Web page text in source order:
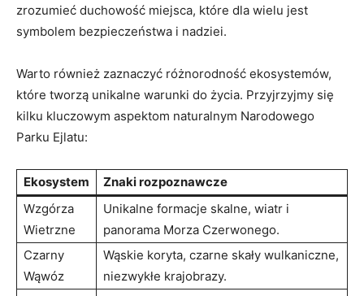
zrozumieć duchowość miejsca, które dla wielu jest
symbolem bezpieczeństwa i nadziei.
Warto również zaznaczyć różnorodność ekosystemów,
które tworzą unikalne warunki do życia. Przyjrzyjmy się
kilku kluczowym aspektom naturalnym Narodowego
Parku Ejlatu:
Ekosystem
Znaki rozpoznawcze
Wzgórza
Wietrzne
Unikalne formacje skalne, wiatr i
panorama Morza Czerwonego.
Czarny
Wąwóz
Wąskie koryta, czarne skały wulkaniczne,
niezwykłe krajobrazy.